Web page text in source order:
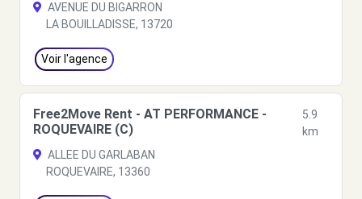
AVENUE DU BIGARRON
LA BOUILLADISSE, 13720
Voir l'agence
Free2Move Rent - AT PERFORMANCE -
ROQUEVAIRE (C)
5.9
km
ALLEE DU GARLABAN
ROQUEVAIRE, 13360